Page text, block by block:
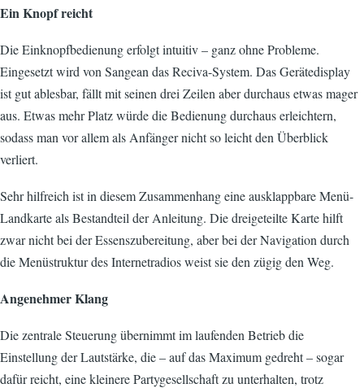
Ein Knopf reicht
Die Einknopfbedienung erfolgt intuitiv – ganz ohne Probleme.
Eingesetzt wird von Sangean das Reciva-System. Das Gerätedisplay
ist gut ablesbar, fällt mit seinen drei Zeilen aber durchaus etwas mager
aus. Etwas mehr Platz würde die Bedienung durchaus erleichtern,
sodass man vor allem als Anfänger nicht so leicht den Überblick
verliert.
Sehr hilfreich ist in diesem Zusammenhang eine ausklappbare Menü-
Landkarte als Bestandteil der Anleitung. Die dreigeteilte Karte hilft
zwar nicht bei der Essenszubereitung, aber bei der Navigation durch
die Menüstruktur des Internetradios weist sie den zügig den Weg.
Angenehmer Klang
Die zentrale Steuerung übernimmt im laufenden Betrieb die
Einstellung der Lautstärke, die – auf das Maximum gedreht – sogar
dafür reicht, eine kleinere Partygesellschaft zu unterhalten, trotz